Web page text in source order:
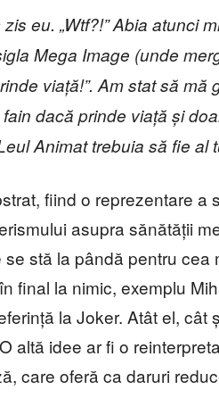
eu. „Wtf?!” Abia atunci
Mega Image (unde
viață!”. Am stat să
dacă prinde viață și
Animat trebuia să fie al
fiind o reprezentare a
asupra sănătății
stă la pândă pentru cea
final la nimic, exemplu
la Joker. Atât el, cât
altă idee ar fi o
care oferă ca daruri